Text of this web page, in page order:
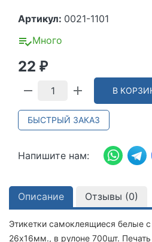
Артикул: 0021-1101
Много
22 ₽
В
БЫСТРЫЙ ЗАКАЗ
Напишите нам:
Описание Отзывы (0)
Этикетки самоклеящиеся белые
26х16мм., в рулоне 700шт. Печать